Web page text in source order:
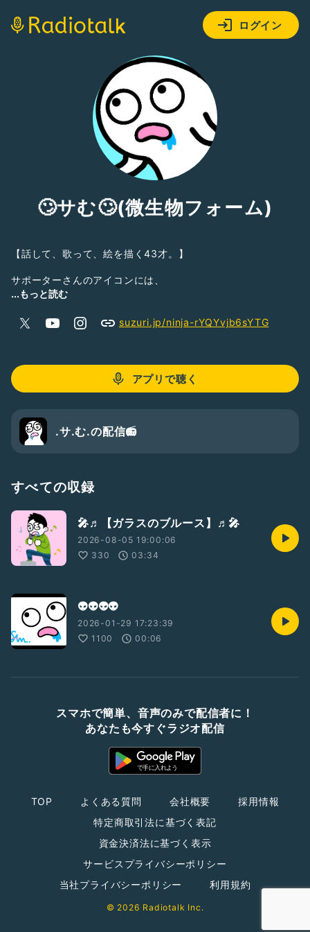
ログイン
🙄サむ🙄(微生物フォーム)
【話して、歌って、絵を描く43才。】
サポーターさんのアイコンには、
「しろいの」リングを付けてもらってます
現在のサポーターさん
↓
※サむYouTube、Twitchのチャンネルの登録
【YouTube】【Twitch】【TikTok】
😉
...もっと読む
suzuri.jp/ninja-rYQYvjb6sYTG
アプリで聴く
.サ.む.の配信📻️
すべての収録
🎤♬【ガラスのブルース】♬🎤
2026-08-05 19:00:06
330
03:34
👽👽👽👽
2026-01-29 17:23:39
1100
00:06
スマホで簡単、音声のみで配信者に！
あなたも今すぐラジオ配信
TOP よくある質問 会社概要
採用情報
特定商取引法に基づく表記
資金決済法に基づく表示
サービスプライバシーポリシー
当社プライバシーポリシー
利用規約
© 2026 Radiotalk Inc.